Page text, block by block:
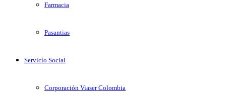
Farmacia
Pasantias
Servicio Social
Corporación Viaser Colombia